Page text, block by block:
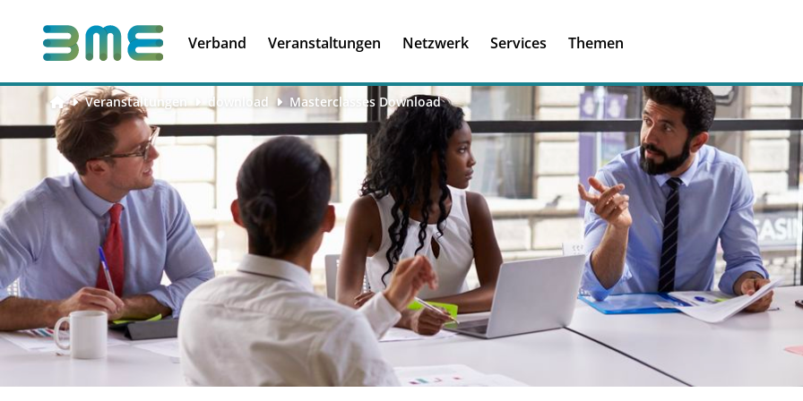
Verband Veranstaltungen
Führungskompetenzen
Netzwerk
Services Themen
Ich habe einen
Veranstaltungen download Masterclasses Download